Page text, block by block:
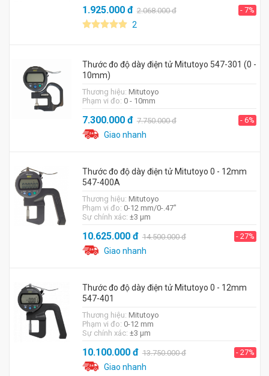
1.925.000đ 2.068.000đ - 7%
2
Thước đo độ dày điện tử Mitutoyo 547-301 (0 -
10mm)
Thương hiệu: Mitutoyo
Phạm vi đo: 0 - 10mm
7.300.000đ 7.750.000đ - 6%
Giao nhanh
Thước đo độ dày điện tử Mitutoyo 0 - 12mm
547-400A
Thương hiệu: Mitutoyo
Phạm vi đo: 0-12 mm/0-.47"
Sự chính xác: ±3 µm
10.625.000đ 14.500.000đ - 27%
Giao nhanh
Thước đo độ dày điện tử Mitutoyo 0 - 12mm
547-401
Thương hiệu: Mitutoyo
Phạm vi đo: 0-12 mm
Sự chính xác: ±3 µm
10.100.000đ 13.750.000đ - 27%
Giao nhanh